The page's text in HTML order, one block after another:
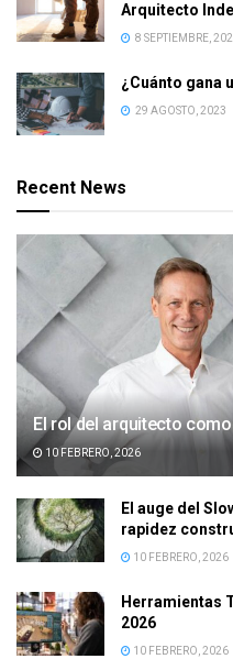
Arquitecto
8 SEPTIEMBRE,
¿Cuánto gana
29 AGOSTO, 2023
Recent News
El rol del arquitecto
10 FEBRERO, 2026
El auge del
rapidez
10 FEBRERO, 2026
Herramientas
2026
10 FEBRERO, 2026